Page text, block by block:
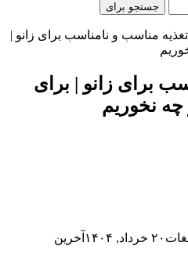
جستجو برای
تغذیه مناسب و نامناسب برای زانو |
برای زانو | برای
چه نخوریم
۲۰ خرداد, ۱۴۰۴
آخرین